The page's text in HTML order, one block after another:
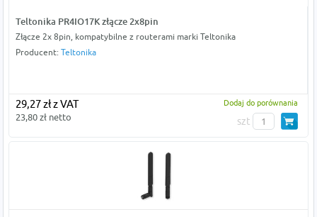
Teltonika PR4IO17K złącze 2x8pin
Złącze 2x 8pin, kompatybilne z routerami marki Teltonika
Producent: Teltonika
29,27 zł z VAT
23,80 zł netto
Dodaj do porównania
szt